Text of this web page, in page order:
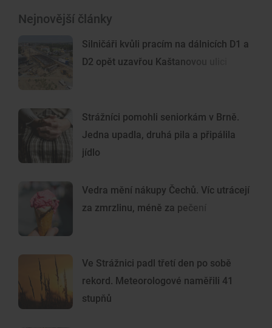
Nejnovější články
Silničáři kvůli pracím na dálnicích D1 a
D2 opět uzavřou Kaštanovou ulici
Strážníci pomohli seniorkám v Brně.
Jedna upadla, druhá pila a připálila
jídlo
Vedra mění nákupy Čechů. Víc utrácejí
za zmrzlinu, méně za pečení
Ve Strážnici padl třetí den po sobě
rekord. Meteorologové naměřili 41
stupňů